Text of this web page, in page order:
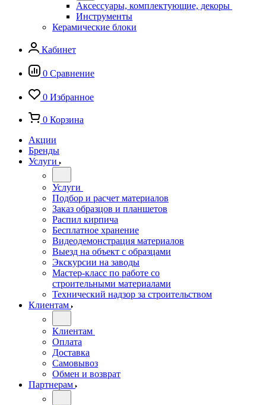
Аксессуары, комплектующие, декоры
Инструменты
Керамические блоки
Кабинет
0 Сравнение
0 Избранное
0 Корзина
Акции
Бренды
Услуги
Услуги
Подбор и расчет материалов
Заказ образцов и планшетов
Распил кирпича
Бесплатное хранение
Видеодемонстрация материалов
Выезд на объект с образцами
Экскурсии на заводы
Мастер-класс по работе со
строительными материалами
Технический надзор за строительством
Клиентам
Клиентам
Оплата
Доставка
Самовывоз
Обмен и возврат
Партнерам